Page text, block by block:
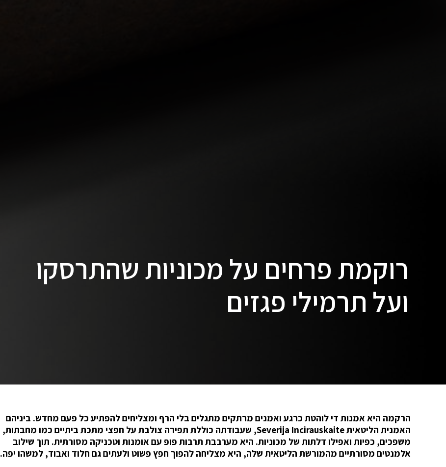
רוקמת פרחים על מכוניות שהתרסקו
ועל תרמילי פגזים
הרקמה היא אמנות די לוהטת כרגע ואמנים מרתקים מתגלים בלי הרף ומצליחים להפתיע כל פעם מחדש. ביניהם
האמנית הליטאית Severija Incirauskaite, שעבודתה כוללת תפירה צולבת על חפצי מתכת ביתיים כמו מחבתות,
משפכים, כפיות ואפילו דלתות של מכוניות. היא מערבבת תרבות פופ עם אומנות וטכניקה מסורתית. תוך שילוב
אלמנטים מסורתיים מהמורשת הליטאית שלה, היא מצליחה להפוך חפץ פשוט ולעתים גם חלוד ואבוד, למשהו יפה.